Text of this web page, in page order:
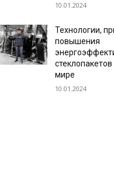
10.01.2024
Технологии,
повышения
мире
10.01.2024